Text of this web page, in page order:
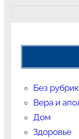
Без
Вера и
Дом
Здоровье